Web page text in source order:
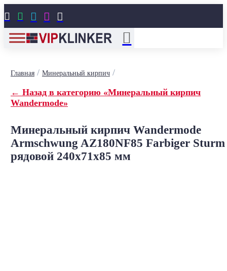
    
Главная/ Минеральный кирпич/
← Назад в категорию «Минеральный кирпич
Wandermode»
Минеральный кирпич Wandermode
Armschwung AZ180NF85 Farbiger Sturm
рядовой 240x71x85 мм